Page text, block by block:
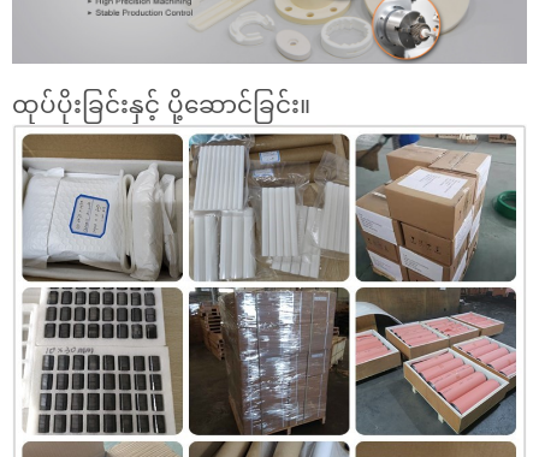
ထုပ်ပိုးခြင်းနှင့် ပို့ဆောင်ခြင်း။